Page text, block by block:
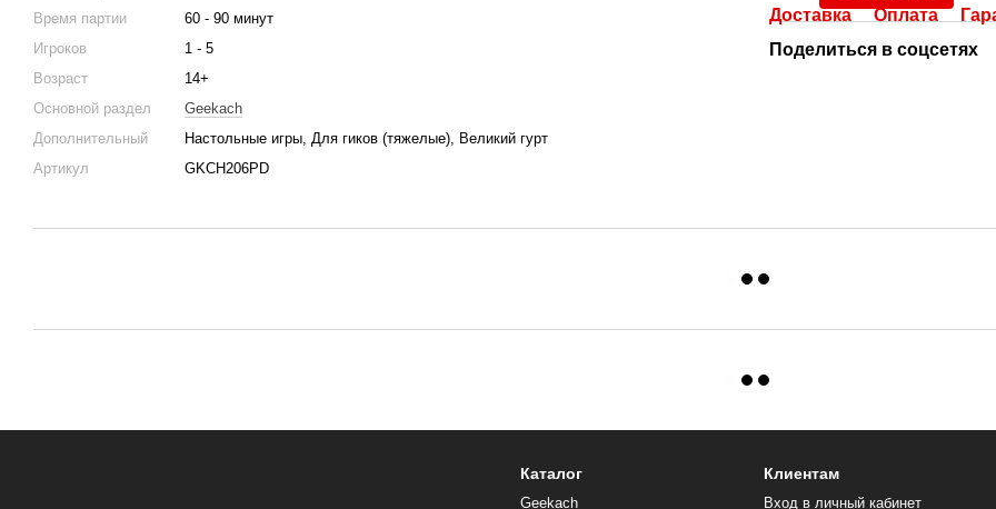
Время партии
60 - 90 минут
Игроков
1 - 5
Возраст
14+
Основной раздел
Geekach
Дополнительный
Настольные игры, Для гиков (тяжелые), Великий гурт
Артикул
GKCH206PD
Доставка Оплата
Поделиться в соцсетях
Каталог
Geekach
Клиентам
Вход в личный кабинет